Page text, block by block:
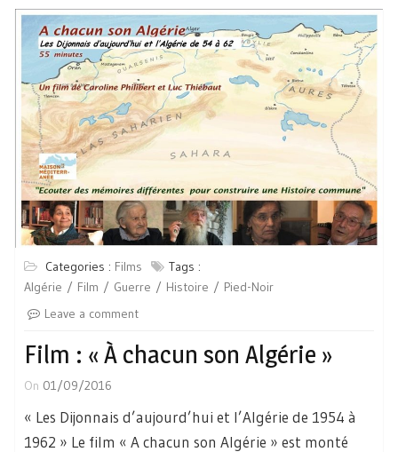
Categories : Films
Tags :
Algérie
Film Guerre Histoire
Pied-Noir
Leave a comment
Film : « À chacun son Algérie »
On 01/09/2016
« Les Dijonnais d’aujourd’hui et l’Algérie de 1954 à
1962 » Le film « A chacun son Algérie » est monté